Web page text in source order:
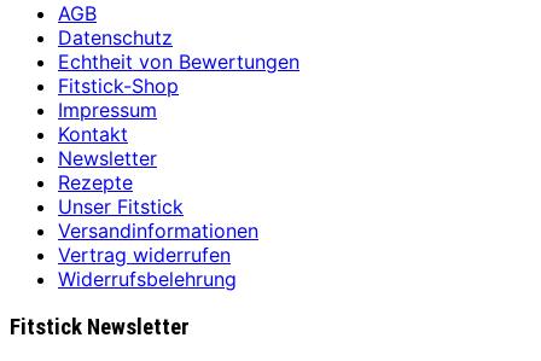
AGB
Datenschutz
Echtheit von Bewertungen
Fitstick-Shop
Impressum
Kontakt
Newsletter
Rezepte
Unser Fitstick
Versandinformationen
Vertrag widerrufen
Widerrufsbelehrung
Fitstick Newsletter